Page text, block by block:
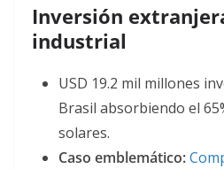
Inversión
industrial
USD 19.2 mil millones
Brasil absorbiendo el
solares.
Caso emblemático: